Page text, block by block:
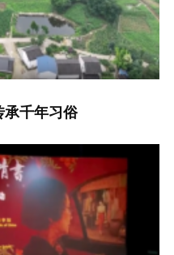
承千年习俗